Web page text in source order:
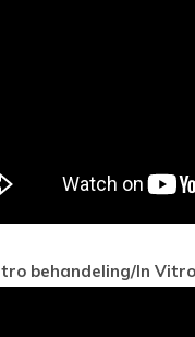
behandeling/In